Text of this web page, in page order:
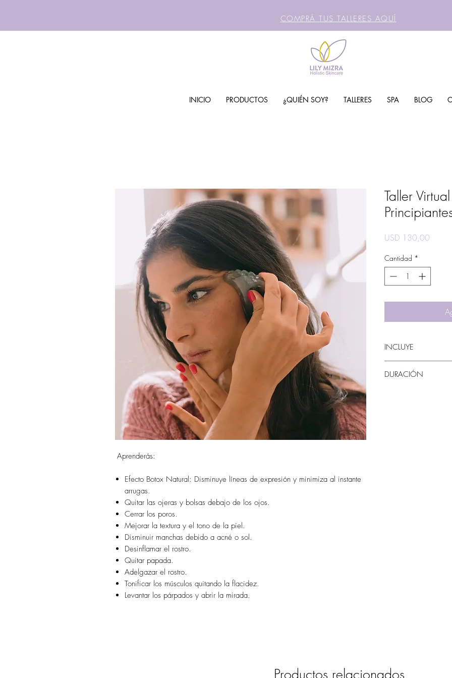
COMPRÁ TUS TALLERES AQUÍ
INICIO PRODUCTOS ¿QUIÉN SOY? TALLERES SPA BLOG
Aprenderás:
Efecto Botox Natural: Disminuye líneas de expresión y minimiza al instante
arrugas.
Quitar las ojeras y bolsas debajo de los ojos.
Cerrar los poros.
Mejorar la textura y el tono de la piel.
Disminuir manchas debido a acné o sol.
Desinflamar el rostro.
Quitar papada.
Adelgazar el rostro.
Tonificar los músculos quitando la flacidez.
Levantar los párpados y abrir la mirada.
Taller
USD 130,00
Cantidad *
INCLUYE
Envío de material
DURACIÓN
Productos relacionados